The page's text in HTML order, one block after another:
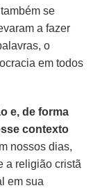
se
a fazer
o
em todos
e, de forma
contexto
nossos dias,
a religião cristã
em sua